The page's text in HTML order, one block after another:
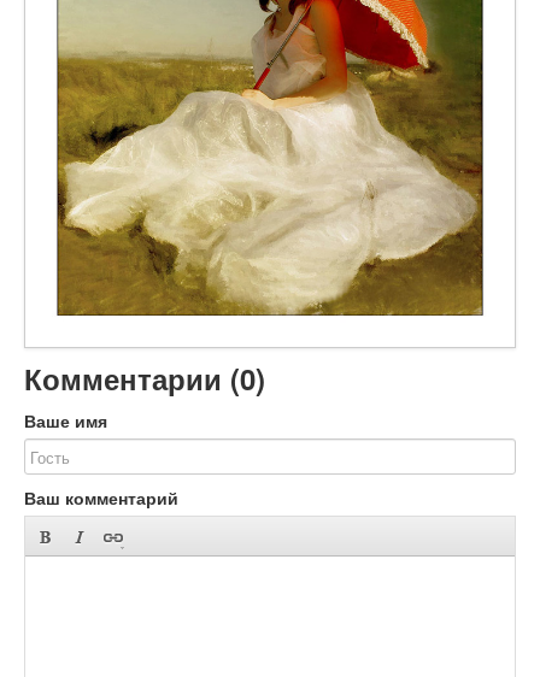
Добавить фото
Вход (регистрация)
Комментарии (0)
Ваше имя
Ваш комментарий